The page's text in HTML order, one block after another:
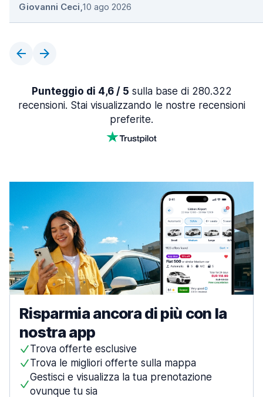
Giovanni Ceci,10 ago 2026
Punteggio di 4,6 / 5 sulla base di 280.322
recensioni. Stai visualizzando le nostre recensioni
preferite.
Risparmia ancora di più con la
nostra app
Trova offerte esclusive
Trova le migliori offerte sulla mappa
Gestisci e visualizza la tua prenotazione
ovunque tu sia